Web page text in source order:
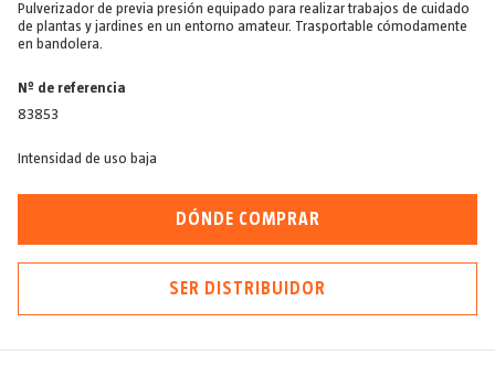
Pulverizador de previa presión equipado para realizar trabajos de cuidado
de plantas y jardines en un entorno amateur. Trasportable cómodamente
en bandolera.
Nº de referencia
83853
Intensidad de uso baja
DÓNDE COMPRAR
SER DISTRIBUIDOR